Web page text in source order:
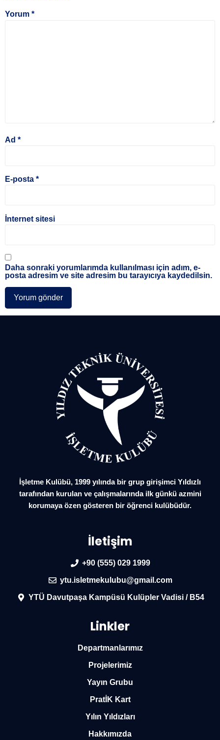
Yorum *
Ad *
E-posta *
İnternet sitesi
Daha sonraki yorumlarımda kullanılması için adım, e-
posta adresim ve site adresim bu tarayıcıya kaydedilsin.
İşletme Kulübü, 1999 yılında bir grup girişimci Yıldızlı
tarafından kurulan ve çalışmalarında ilk günkü azmini
korumaya özen gösteren bir öğrenci kulübüdür.
İletişim
+90 (555) 029 1999
ytu.isletmekulubu@gmail.com
YTÜ Davutpaşa Kampüsü Kulüpler Vadisi / B54
Linkler
Departmanlarımız
Projelerimiz
Yayın Grubu
PratİK Kart
Yılın Yıldızları
Hakkımızda